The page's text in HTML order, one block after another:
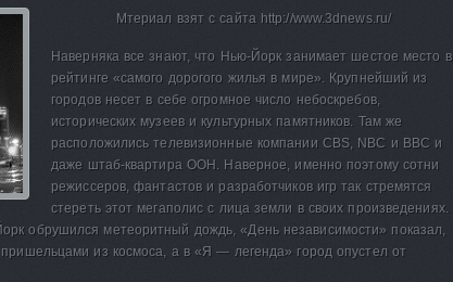
Мтериал взят с сайта http://www.3dnews.ru/
Наверняка все знают, что Нью-Йорк занимает шестое место в
рейтинге «самого дорогого жилья в мире». Крупнейший из
городов несет в себе огромное число небоскребов,
исторических музеев и культурных памятников. Там же
расположились телевизионные компании CBS, NBC и BBC и
даже штаб-квартира ООН. Наверное, именно поэтому сотни
режиссеров, фантастов и разработчиков игр так стремятся
стереть этот мегаполис с лица земли в своих произведениях.
обрушился метеоритный дождь, «День независимости» показал,
пришельцами из космоса, а в «Я — легенда» город опустел от